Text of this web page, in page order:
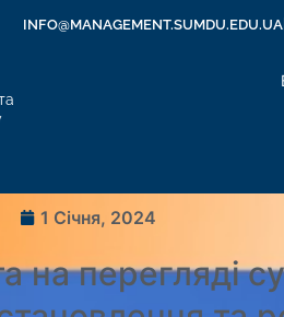
INFO@MANAGEMENT.SUMDU.EDU.UA
1 Січня, 2024
на перегляді